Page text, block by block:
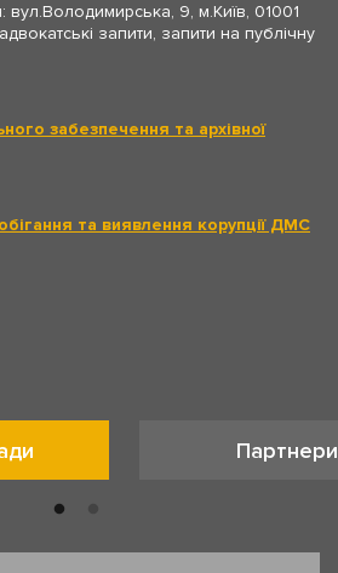
вул.Володимирська, 9, м.Київ, 01001
запити, запити на публічну
забезпечення та архівної
та виявлення корупції ДМС
Партнери